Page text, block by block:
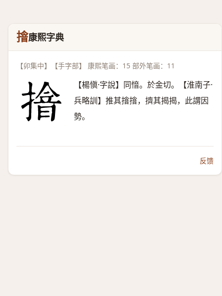
摿康熙字典
【卯集中】【手字部】 康熙笔画：15 部外笔画：11
【楊愼·字說】同愔。於金切。【淮南子·
兵略訓】推其摿摿，擠其揭揭，此謂因
勢。
反馈